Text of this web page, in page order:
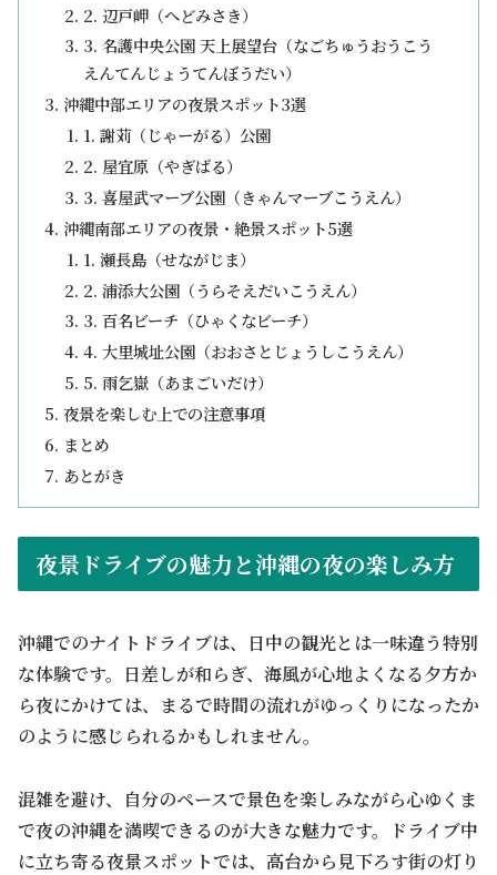
2. 辺戸岬（へどみさき）
3. 名護中央公園 天上展望台（なごちゅうおうこう
えんてんじょうてんぼうだい）
沖縄中部エリアの夜景スポット3選
1. 謝苅（じゃーがる）公園
2. 屋宜原（やぎばる）
3. 喜屋武マーブ公園（きゃんマーブこうえん）
沖縄南部エリアの夜景・絶景スポット5選
1. 瀬長島（せながじま）
2. 浦添大公園（うらそえだいこうえん）
3. 百名ビーチ（ひゃくなビーチ）
4. 大里城址公園（おおさとじょうしこうえん）
5. 雨乞嶽（あまごいだけ）
夜景を楽しむ上での注意事項
まとめ
あとがき
夜景ドライブの魅力と沖縄の夜の楽しみ方
沖縄でのナイトドライブは、日中の観光とは一味違う特別
な体験です。日差しが和らぎ、海風が心地よくなる夕方か
ら夜にかけては、まるで時間の流れがゆっくりになったか
のように感じられるかもしれません。
混雑を避け、自分のペースで景色を楽しみながら心ゆくま
で夜の沖縄を満喫できるのが大きな魅力です。ドライブ中
に立ち寄る夜景スポットでは、高台から見下ろす街の灯り